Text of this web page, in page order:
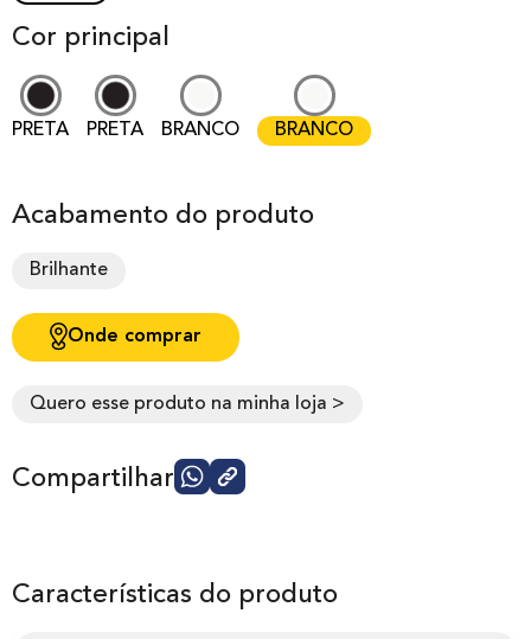
Cor principal
PRETA PRETA BRANCO BRANCO
Acabamento do produto
Brilhante
Onde comprar
Quero esse produto na minha loja >
Compartilhar
Características do produto